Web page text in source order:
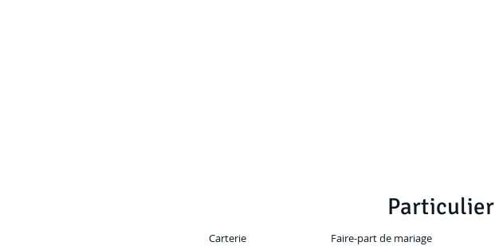
Particulier
Carterie Faire-part de mariage